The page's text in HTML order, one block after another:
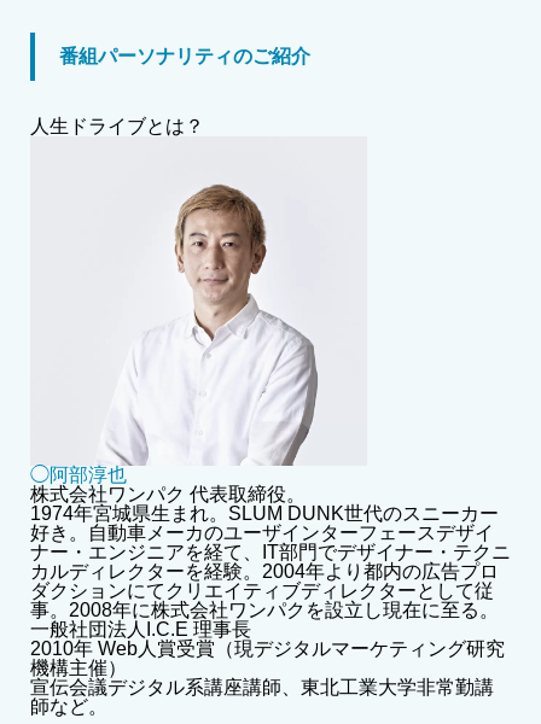
番組パーソナリティのご紹介
人生ドライブとは？
◯阿部淳也
株式会社ワンパク 代表取締役。
1974年宮城県生まれ。SLUM DUNK世代のスニーカー
好き。自動車メーカのユーザインターフェースデザイ
ナー・エンジニアを経て、IT部門でデザイナー・テクニ
カルディレクターを経験。2004年より都内の広告プロ
ダクションにてクリエイティブディレクターとして従
事。2008年に株式会社ワンパクを設立し現在に至る。
一般社団法人I.C.E 理事長
2010年 Web人賞受賞（現デジタルマーケティング研究
機構主催）
宣伝会議デジタル系講座講師、東北工業大学非常勤講
師など。